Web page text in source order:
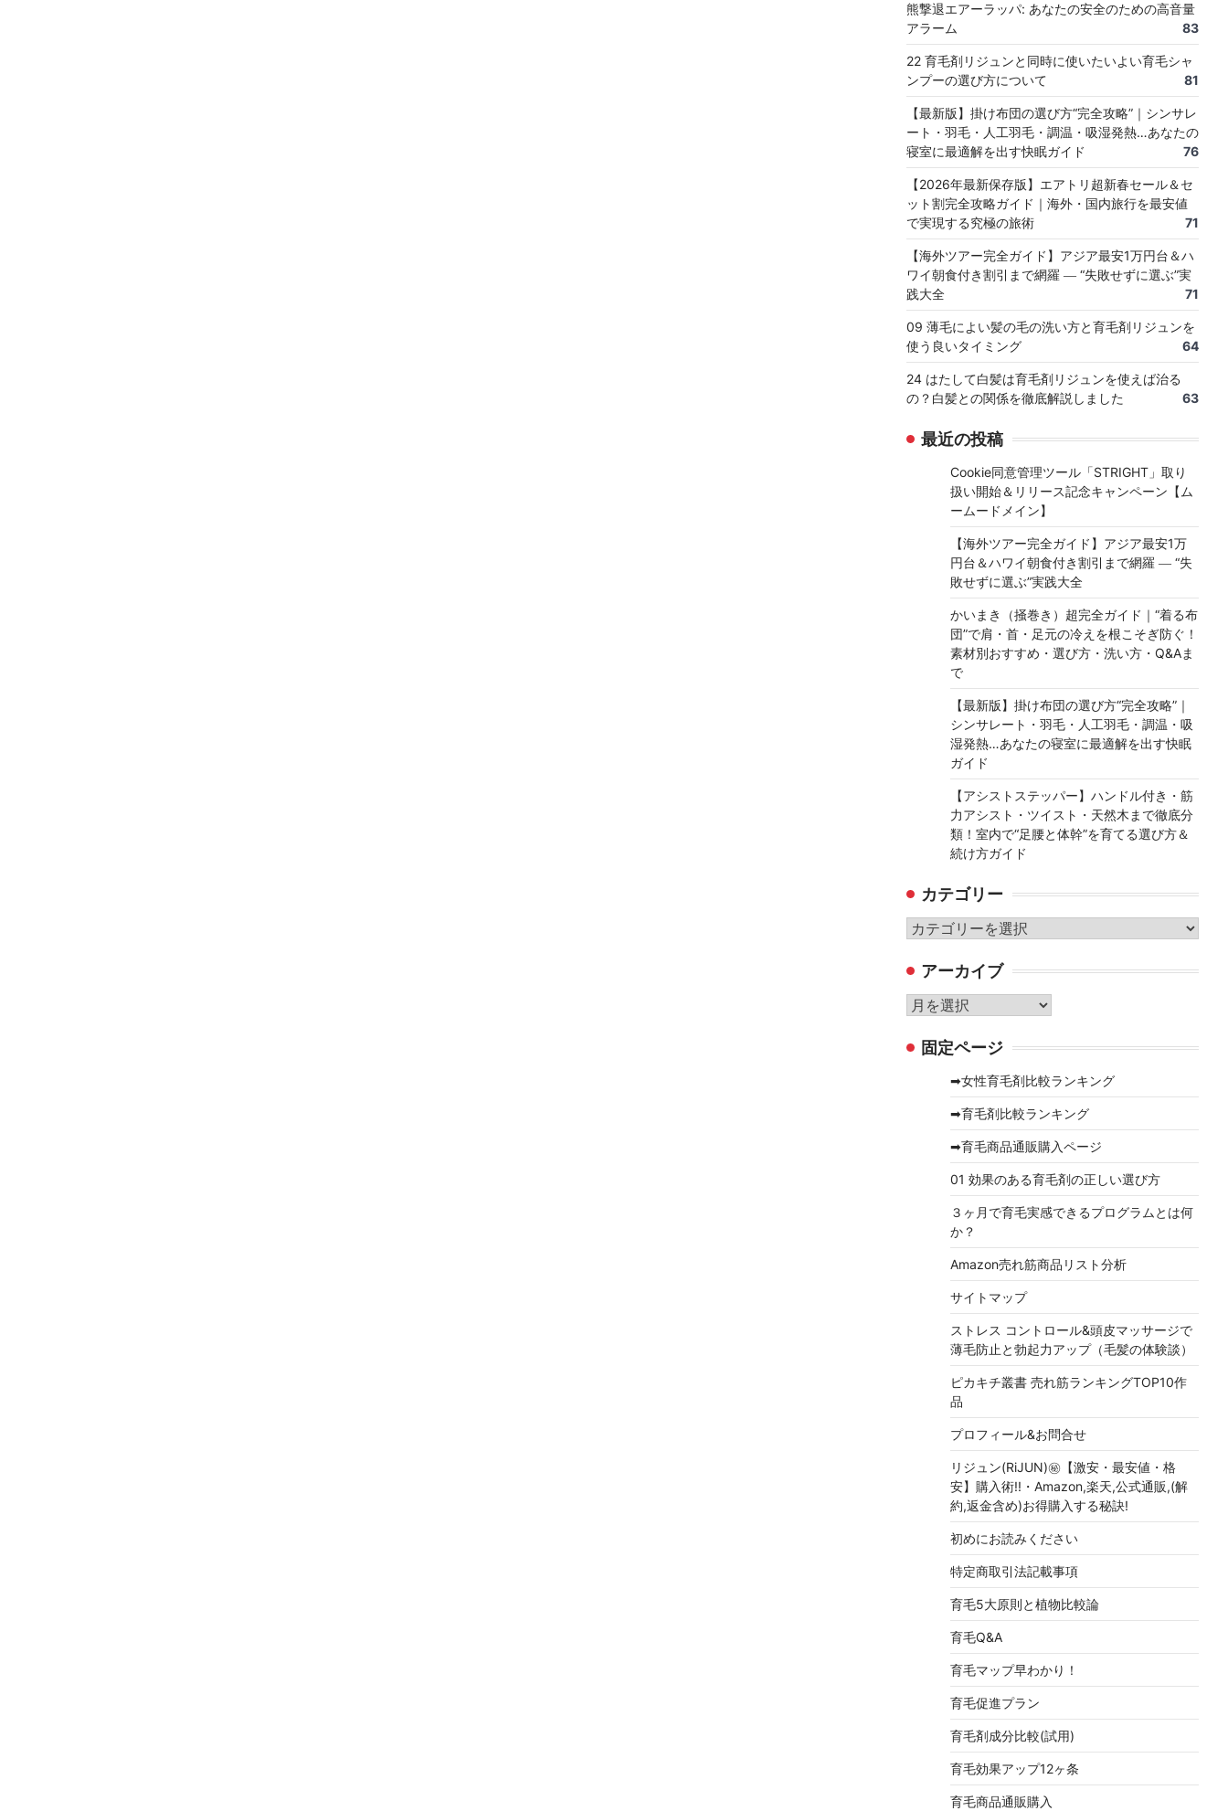
熊撃退エアーラッパ: あなたの安全のための高音量
アラーム
83
22 育毛剤リジュンと同時に使いたいよい育毛シャ
ンプーの選び方について
81
【最新版】掛け布団の選び方“完全攻略”｜シンサレ
ート・羽毛・人工羽毛・調温・吸湿発熱…あなたの
寝室に最適解を出す快眠ガイド
76
【2026年最新保存版】エアトリ超新春セール＆セ
ット割完全攻略ガイド｜海外・国内旅行を最安値
で実現する究極の旅術
71
【海外ツアー完全ガイド】アジア最安1万円台＆ハ
ワイ朝食付き割引まで網羅 ― “失敗せずに選ぶ”実
践大全
71
09 薄毛によい髪の毛の洗い方と育毛剤リジュンを
使う良いタイミング
64
24 はたして白髪は育毛剤リジュンを使えば治る
の？白髪との関係を徹底解説しました
63
最近の投稿
Cookie同意管理ツール「STRIGHT」取り
扱い開始＆リリース記念キャンペーン【ム
ームードメイン】
【海外ツアー完全ガイド】アジア最安1万
円台＆ハワイ朝食付き割引まで網羅 ― “失
敗せずに選ぶ”実践大全
かいまき（掻巻き）超完全ガイド｜“着る布
団”で肩・首・足元の冷えを根こそぎ防ぐ！
素材別おすすめ・選び方・洗い方・Q&Aま
で
【最新版】掛け布団の選び方“完全攻略”｜
シンサレート・羽毛・人工羽毛・調温・吸
湿発熱…あなたの寝室に最適解を出す快眠
ガイド
【アシストステッパー】ハンドル付き・筋
力アシスト・ツイスト・天然木まで徹底分
類！室内で“足腰と体幹”を育てる選び方＆
続け方ガイド
カテゴリー
カ
ゴ
リ
ー
アーカイブ
ア
カ 固定ページ
➡女性育毛剤比較ランキング
➡育毛剤比較ランキング
➡育毛商品通販購入ページ
01 効果のある育毛剤の正しい選び方
３ヶ月で育毛実感できるプログラムとは何
か？
Amazon売れ筋商品リスト分析
サイトマップ
ストレス コントロール&頭皮マッサージで
薄毛防止と勃起力アップ（毛髪の体験談）
ピカキチ叢書 売れ筋ランキングTOP10作
品
プロフィール&お問合せ
リジュン(RiJUN)㊙【激安・最安値・格
安】購入術!!・Amazon,楽天,公式通販,(解
約,返金含め)お得購入する秘訣!
初めにお読みください
特定商取引法記載事項
育毛5大原則と植物比較論
育毛Q&A
育毛マップ早わかり！
育毛促進プラン
育毛剤成分比較(試用)
育毛効果アップ12ヶ条
育毛商品通販購入